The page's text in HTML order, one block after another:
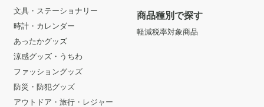
文具・ステーショナリー
時計・カレンダー
あったかグッズ
涼感グッズ・うちわ
ファッショングッズ
防災・防犯グッズ
アウトドア・旅行・レジャー
商品種別で探す
軽減税率対象商品